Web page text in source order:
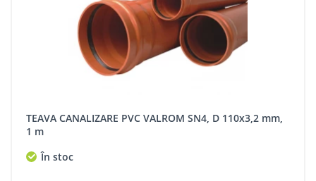
TEAVA CANALIZARE PVC VALROM SN4, D 110x3,2 mm,
1 m
În stoc